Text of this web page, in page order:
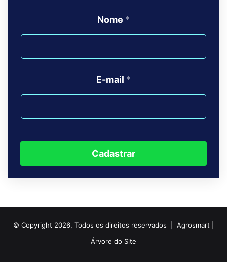
Nome *
E-mail *
Cadastrar
© Copyright 2026, Todos os direitos reservados | Agrosmart |
Árvore do Site